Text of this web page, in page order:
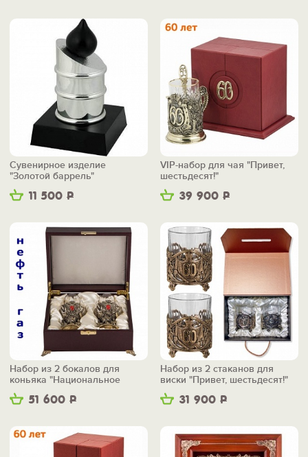
11 500 Р
Сувенирное изделие
"Золотой баррель"
39 900 Р
VIP-набор для чая "Привет,
шестьдесят!"
51 600 Р
Набор из 2 бокалов для
коньяка "Национальное
достояние"
31 900 Р
Набор из 2 стаканов для
виски "Привет, шестьдесят!"